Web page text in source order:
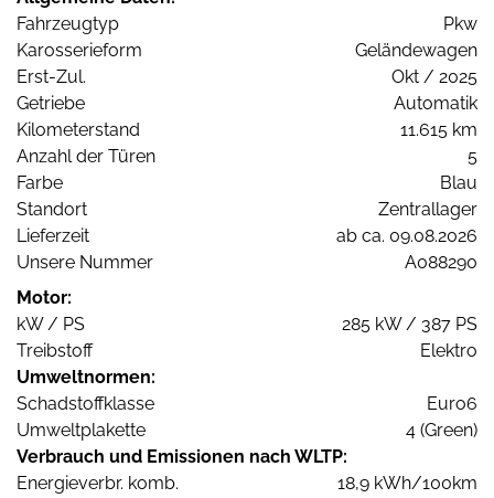
Fahrzeugtyp
Pkw
Karosserieform
Geländewagen
Erst-Zul.
Okt / 2025
Getriebe
Automatik
Kilometerstand
11.615 km
Anzahl der Türen
5
Farbe
Blau
Standort
Zentrallager
Lieferzeit
ab ca. 09.08.2026
Unsere Nummer
A088290
Motor:
kW / PS
285 kW / 387 PS
Treibstoff
Elektro
Umweltnormen:
Schadstoffklasse
Euro6
Umweltplakette
4 (Green)
Verbrauch und Emissionen nach WLTP:
Energieverbr. komb.
18,9 kWh/100km